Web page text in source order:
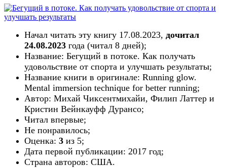
Начал читать эту книгу 17.08.2023, дочитал
24.08.2023 года (читал 8 дней);
Название: Бегущий в потоке. Как получать
удовольствие от спорта и улучшать результаты;
Название книги в оригинале: Running glow.
Mental immersion technique for better running;
Автор: Михай Чиксентмихайи, Филип Латтер и
Кристин Вейнкауфф Дурансо;
Читал впервые;
Не понравилось;
Оценка: 3 из 5;
Дата первой публикации: 2017 год;
Страна авторов: США.